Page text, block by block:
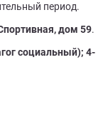
период.
дом 59.
социальный); 4-